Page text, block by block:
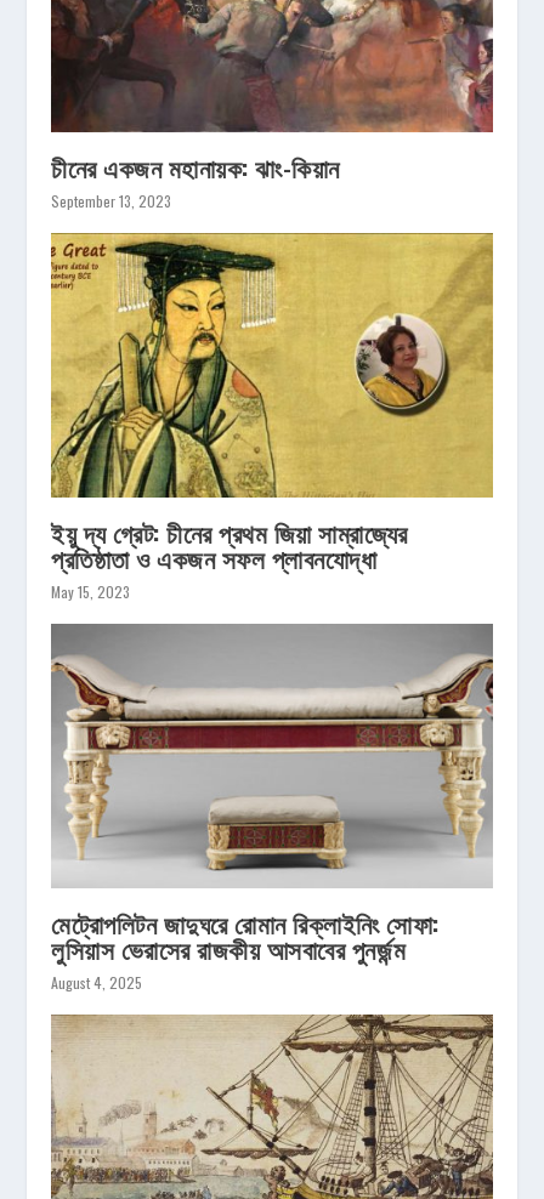
চীনের একজন মহানায়ক: ঝাং-কিয়ান
September 13, 2023
ইয়ু দ্য গ্রেট: চীনের প্রথম জিয়া সাম্রাজ্যের
প্রতিষ্ঠাতা ও একজন সফল প্লাবনযোদ্ধা
May 15, 2023
মেট্রোপলিটন জাদুঘরে রোমান রিক্লাইনিং সোফা:
লুসিয়াস ভেরাসের রাজকীয় আসবাবের পুনর্জন্ম
August 4, 2025